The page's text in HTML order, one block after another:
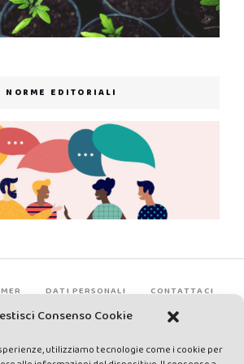
Consenso Cookie
utilizziamo tecnologie come i cookie per
NORME EDITORIALI
DATI PERSONALI CONTATTACI